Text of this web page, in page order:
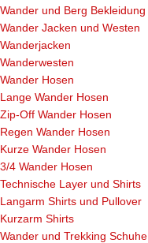
Wander und Berg Bekleidung
Wander Jacken und Westen
Wanderjacken
Wanderwesten
Wander Hosen
Lange Wander Hosen
Zip-Off Wander Hosen
Regen Wander Hosen
Kurze Wander Hosen
3/4 Wander Hosen
Technische Layer und Shirts
Langarm Shirts und Pullover
Kurzarm Shirts
Wander und Trekking Schuhe